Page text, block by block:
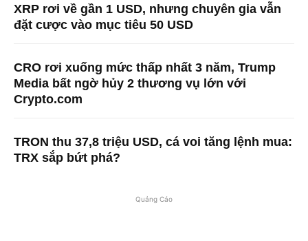
XRP rơi về gần 1 USD, nhưng chuyên gia vẫn
đặt cược vào mục tiêu 50 USD
CRO rơi xuống mức thấp nhất 3 năm, Trump
Media bất ngờ hủy 2 thương vụ lớn với
Crypto.com
TRON thu 37,8 triệu USD, cá voi tăng lệnh mua:
TRX sắp bứt phá?
Quảng Cáo